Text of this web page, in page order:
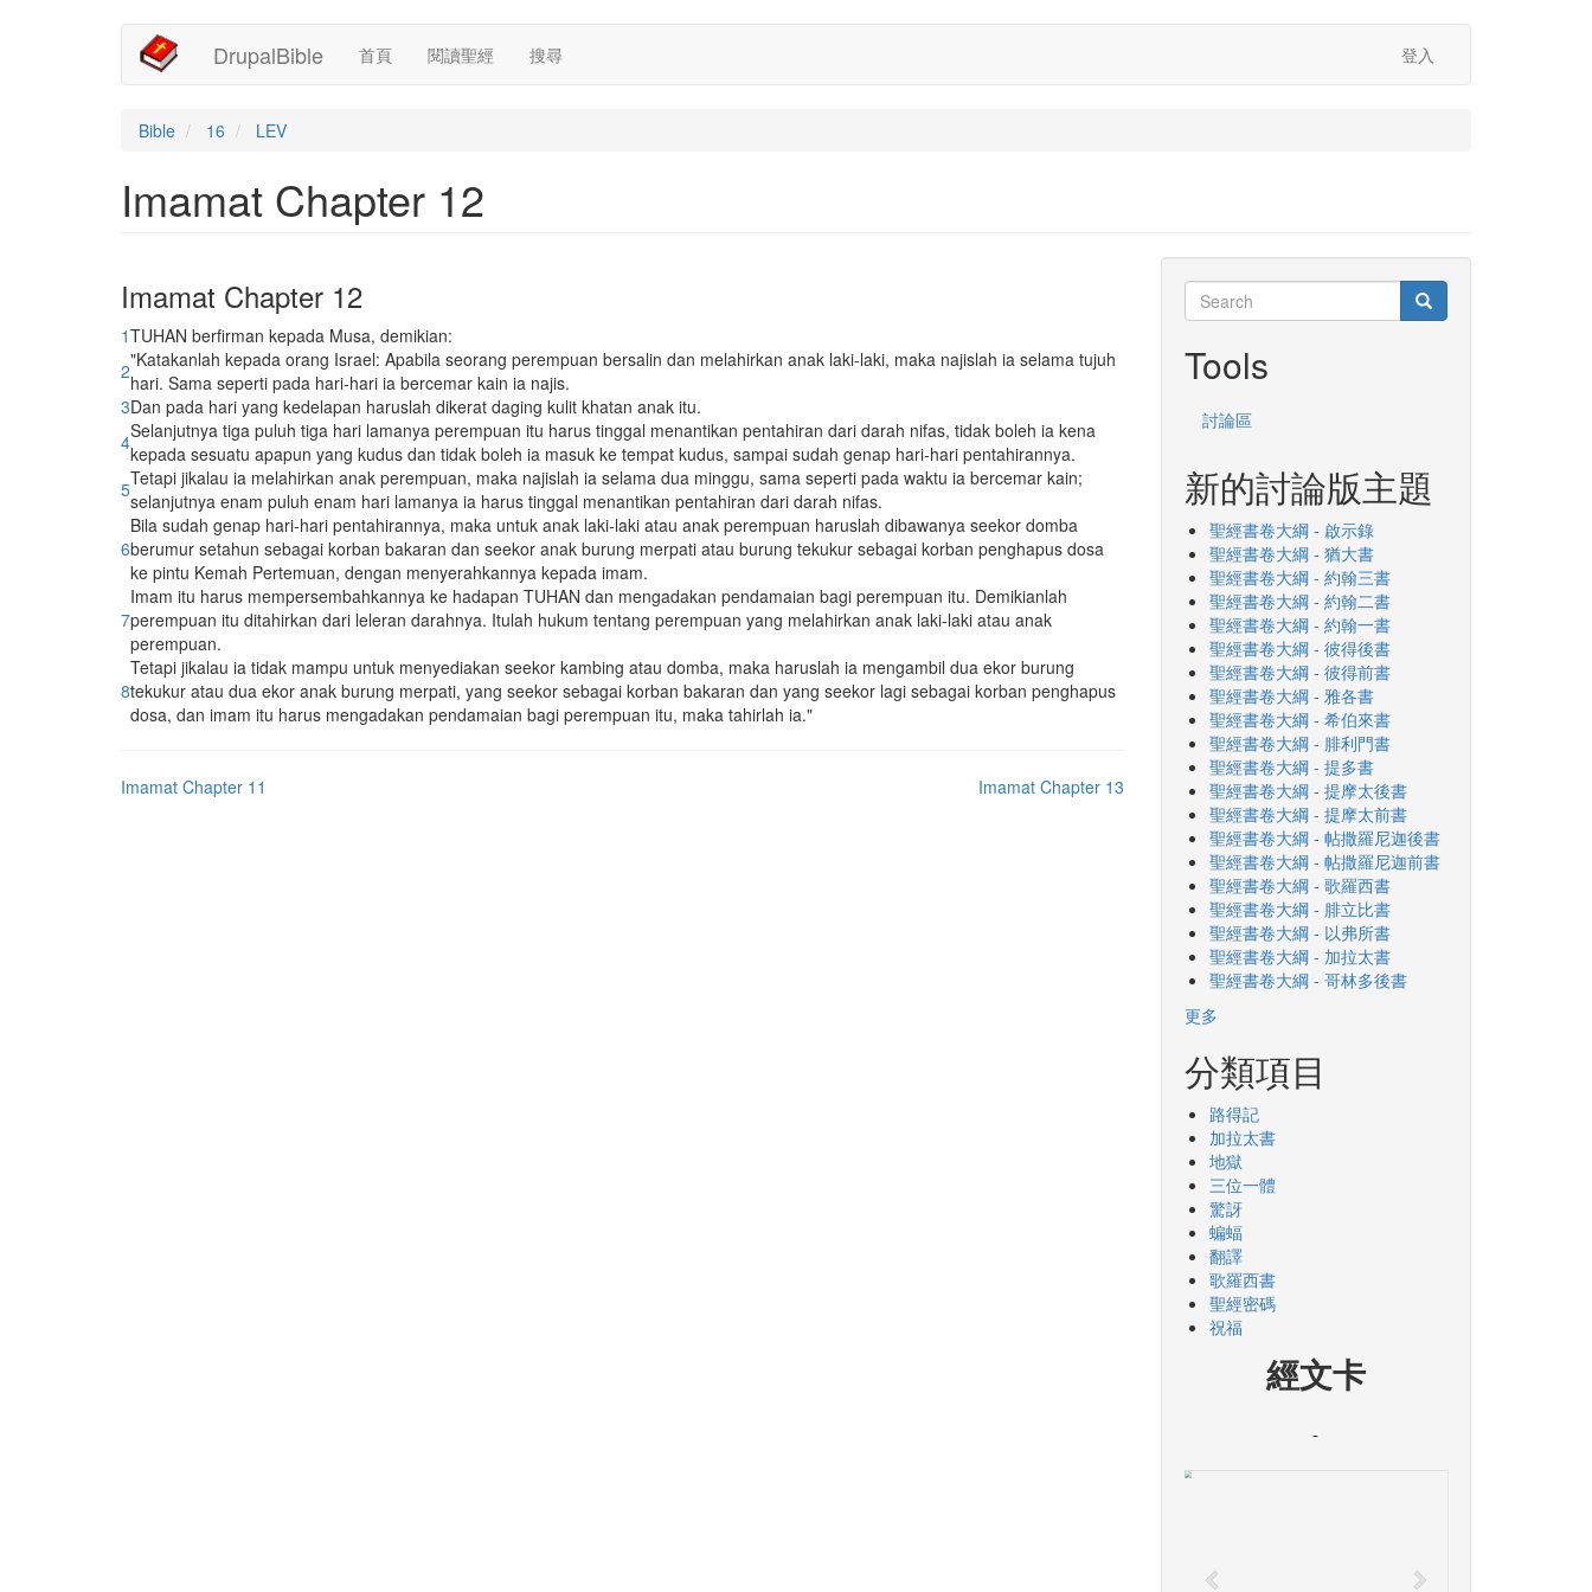
DrupalBible
Main
navigation
首頁 閱讀聖經 搜尋
User
account
menu
登入
Bible 16 LEV
Imamat Chapter 12
Imamat Chapter 12
1TUHAN berfirman kepada Musa, demikian:
2"Katakanlah kepada orang Israel: Apabila seorang perempuan bersalin dan melahirkan anak laki-laki, maka najislah ia selama tujuh
hari. Sama seperti pada hari-hari ia bercemar kain ia najis.
3Dan pada hari yang kedelapan haruslah dikerat daging kulit khatan anak itu.
4Selanjutnya tiga puluh tiga hari lamanya perempuan itu harus tinggal menantikan pentahiran dari darah nifas, tidak boleh ia kena
kepada sesuatu apapun yang kudus dan tidak boleh ia masuk ke tempat kudus, sampai sudah genap hari-hari pentahirannya.
5Tetapi jikalau ia melahirkan anak perempuan, maka najislah ia selama dua minggu, sama seperti pada waktu ia bercemar kain;
selanjutnya enam puluh enam hari lamanya ia harus tinggal menantikan pentahiran dari darah nifas.
6
Bila sudah genap hari-hari pentahirannya, maka untuk anak laki-laki atau anak perempuan haruslah dibawanya seekor domba
berumur setahun sebagai korban bakaran dan seekor anak burung merpati atau burung tekukur sebagai korban penghapus dosa
ke pintu Kemah Pertemuan, dengan menyerahkannya kepada imam.
7
Imam itu harus mempersembahkannya ke hadapan TUHAN dan mengadakan pendamaian bagi perempuan itu. Demikianlah
perempuan itu ditahirkan dari leleran darahnya. Itulah hukum tentang perempuan yang melahirkan anak laki-laki atau anak
perempuan.
8
Tetapi jikalau ia tidak mampu untuk menyediakan seekor kambing atau domba, maka haruslah ia mengambil dua ekor burung
tekukur atau dua ekor anak burung merpati, yang seekor sebagai korban bakaran dan yang seekor lagi sebagai korban penghapus
dosa, dan imam itu harus mengadakan pendamaian bagi perempuan itu, maka tahirlah ia."
Imamat Chapter 11 Imamat Chapter 13
Search
Search Search
Tools
討論區
新的討論版主題
聖經書卷大綱 - 啟示錄
聖經書卷大綱 - 猶大書
聖經書卷大綱 - 約翰三書
聖經書卷大綱 - 約翰二書
聖經書卷大綱 - 約翰一書
聖經書卷大綱 - 彼得後書
聖經書卷大綱 - 彼得前書
聖經書卷大綱 - 雅各書
聖經書卷大綱 - 希伯來書
聖經書卷大綱 - 腓利門書
聖經書卷大綱 - 提多書
聖經書卷大綱 - 提摩太後書
聖經書卷大綱 - 提摩太前書
聖經書卷大綱 - 帖撒羅尼迦後書
聖經書卷大綱 - 帖撒羅尼迦前書
聖經書卷大綱 - 歌羅西書
聖經書卷大綱 - 腓立比書
聖經書卷大綱 - 以弗所書
聖經書卷大綱 - 加拉太書
聖經書卷大綱 - 哥林多後書
更多
分類項目
路得記
加拉太書
地獄
三位一體
驚訝
蝙蝠
翻譯
歌羅西書
聖經密碼
祝福
經文卡
-